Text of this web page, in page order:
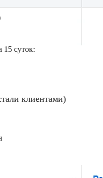
15 суток:
клиентами)